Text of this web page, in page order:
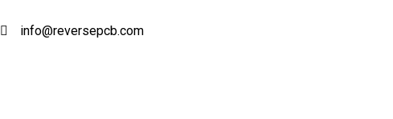
Inhaltinfo@reversepcb.com
English